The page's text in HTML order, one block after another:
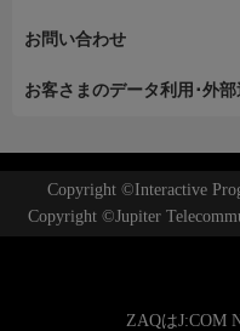
お問い合わせ
お客さまのデータ利用･外
Copyright ©Interactive
Copyright ©Jupiter
ZAQはJ:COM